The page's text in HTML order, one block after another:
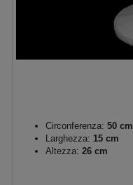
Circonferenza: 50 cm
Larghezza: 15 cm
Altezza: 26 cm